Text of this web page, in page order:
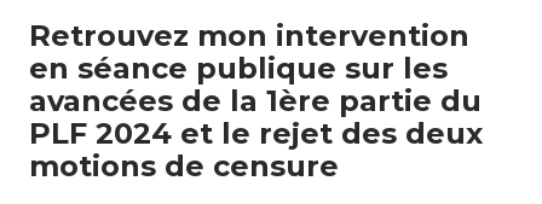
Retrouvez mon intervention
en séance publique sur les
avancées de la 1ère partie du
PLF 2024 et le rejet des deux
motions de censure